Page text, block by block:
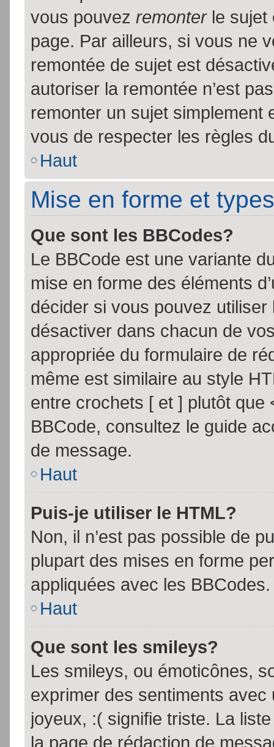
vous pouvez remonterle sujet
page. Par ailleurs, si vous ne
remontée de sujet est
autoriser la remontée n’est
remonter un sujet simplement
vous de respecter les règles
Haut
Mise en forme et
Que sont les BBCodes?
Le BBCode est une variante
mise en forme des éléments
décider si vous pouvez
désactiver dans chacun de
appropriée du formulaire de
même est similaire au style
entre crochets [ et ] plutôt que
BBCode, consultez le guide
de message.
Haut
Puis-je utiliser le HTML?
Non, il n’est pas possible de
plupart des mises en forme
appliquées avec les BBCodes.
Haut
Que sont les smileys?
Les smileys, ou émoticônes,
exprimer des sentiments
joyeux, :( signifie triste. La
la page de rédaction de